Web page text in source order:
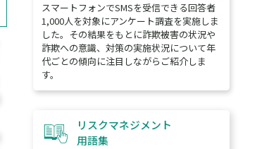
スマートフォンでSMSを受信できる回答者
1,000人を対象にアンケート調査を実施しま
した。その結果をもとに詐欺被害の状況や
詐欺への意識、対策の実施状況について年
代ごとの傾向に注目しながらご紹介しま
す。
リスクマネジメント
用語集